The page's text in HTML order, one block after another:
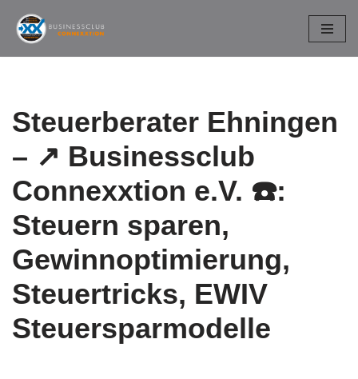
Zum
Steuerberater Ehningen
– ↗️ Businessclub
Connexxtion e.V. ☎️:
Steuern sparen,
Gewinnoptimierung,
Steuertricks, EWIV
Steuersparmodelle